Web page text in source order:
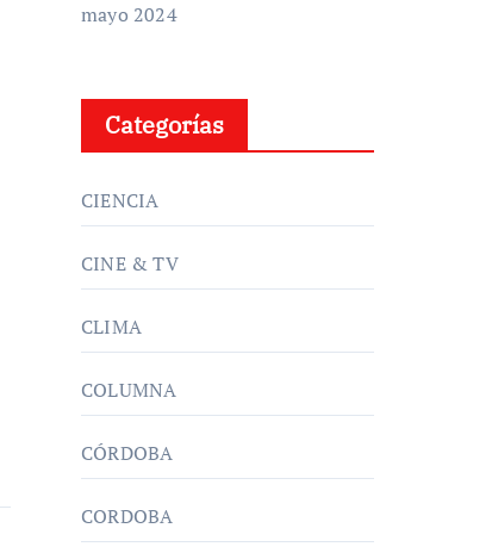
mayo 2024
Categorías
CIENCIA
CINE & TV
CLIMA
COLUMNA
CÓRDOBA
CORDOBA